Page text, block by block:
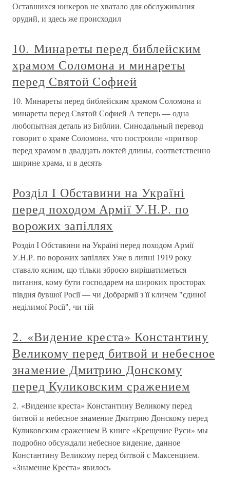
Оставшихся юнкеров не хватало для обслуживания
орудий, и здесь же происходил
10. Минареты перед библейским
храмом Соломона и минареты
перед Святой Софией
10. Минареты перед библейским храмом Соломона и
минареты перед Святой Софией А теперь — одна
любопытная деталь из Библии. Синодальный перевод
говорит о храме Соломона, что построили «притвор
перед храмом в двадцать локтей длины, соответственно
ширине храма, и в десять
Розділ І Обставини на Україні
перед походом Армії У.Н.Р. по
ворожих запіллях
Розділ І Обставини на Україні перед походом Армії
У.Н.Р. по ворожих запіллях Уже в липні 1919 року
ставало ясним, що тільки зброєю вирішатиметься
питання, кому бути господарем на широких просторах
півдня бувшої Росії — чи Добрармії з її кличем "єдиної
неділимої Росії", чи тій
2. «Видение креста» Константину
Великому перед битвой и небесное
знамение Дмитрию Донскому
перед Куликовским сражением
2. «Видение креста» Константину Великому перед
битвой и небесное знамение Дмитрию Донскому перед
Куликовским сражением В книге «Крещение Руси» мы
подробно обсуждали небесное видение, данное
Константину Великому перед битвой с Максенцием.
«Знамение Креста» явилось